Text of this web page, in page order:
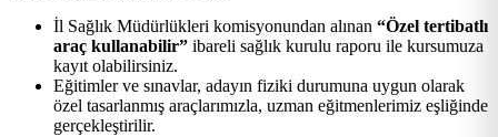
İl Sağlık Müdürlükleri komisyonundan alınan “Özel tertibatlı
araç kullanabilir” ibareli sağlık kurulu raporu ile kursumuza
kayıt olabilirsiniz.
Eğitimler ve sınavlar, adayın fiziki durumuna uygun olarak
özel tasarlanmış araçlarımızla, uzman eğitmenlerimiz eşliğinde
gerçekleştirilir.